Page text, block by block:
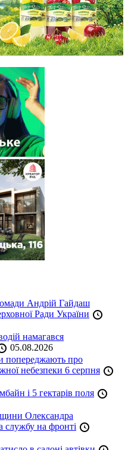
Андрій Гайдаш
Ради України
намагався
05.08.2026
попереджають про
небезпеки 6 серпня
і 5 гектарів поля
Олександра
службу на фронті